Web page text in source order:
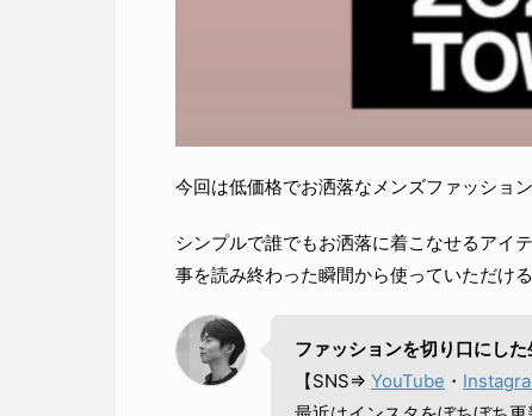
今回は低価格でお洒落なメンズファッショ
シンプルで誰でもお洒落に着こなせるアイ
事を読み終わった瞬間から使っていただけ
ファッションを切り口にし
【SNS⇒ YouTube ・